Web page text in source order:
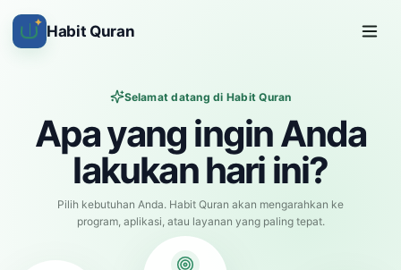
✦ Habit Quran
Selamat datang di Habit Quran
Apa yang ingin Anda
lakukan hari ini?
Pilih kebutuhan Anda. Habit Quran akan mengarahkan ke
program, aplikasi, atau layanan yang paling tepat.